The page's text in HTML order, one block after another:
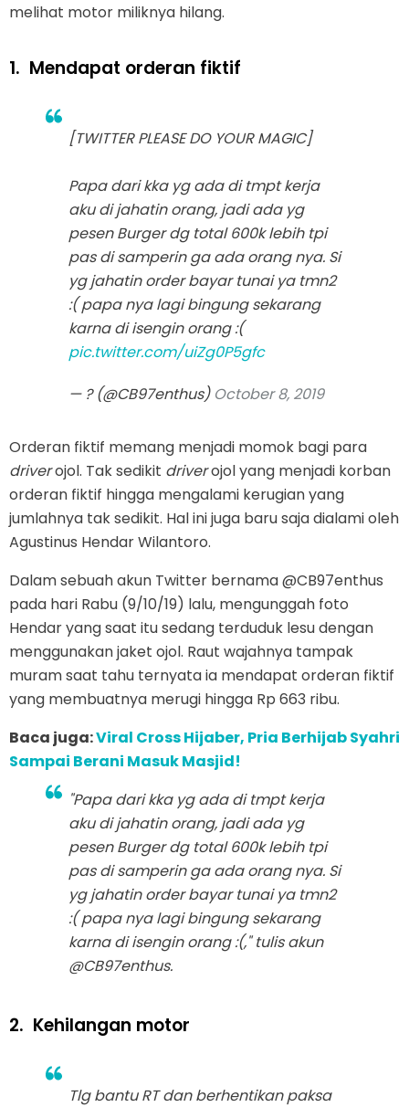
melihat motor miliknya hilang.
1. Mendapat orderan fiktif
[TWITTER PLEASE DO YOUR MAGIC]
Papa dari kka yg ada di tmpt kerja
aku di jahatin orang, jadi ada yg
pesen Burger dg total 600k lebih tpi
pas di samperin ga ada orang nya. Si
yg jahatin order bayar tunai ya tmn2
:( papa nya lagi bingung sekarang
karna di isengin orang :(
pic.twitter.com/uiZg0P5gfc
— ? (@CB97enthus) October 8, 2019
Orderan fiktif memang menjadi momok bagi para
driverojol. Tak sedikit driverojol yang menjadi korban
orderan fiktif hingga mengalami kerugian yang
jumlahnya tak sedikit. Hal ini juga baru saja dialami oleh
Agustinus Hendar Wilantoro.
Dalam sebuah akun Twitter bernama @CB97enthus
pada hari Rabu (9/10/19) lalu, mengunggah foto
Hendar yang saat itu sedang terduduk lesu dengan
menggunakan jaket ojol. Raut wajahnya tampak
muram saat tahu ternyata ia mendapat orderan fiktif
yang membuatnya merugi hingga Rp 663 ribu.
Baca juga:Viral Cross Hijaber, Pria Berhijab Syahri
Sampai Berani Masuk Masjid!
"Papa dari kka yg ada di tmpt kerja
aku di jahatin orang, jadi ada yg
pesen Burger dg total 600k lebih tpi
pas di samperin ga ada orang nya. Si
yg jahatin order bayar tunai ya tmn2
:( papa nya lagi bingung sekarang
karna di isengin orang:(," tulis akun
@CB97enthus.
2. Kehilangan motor
Tlg bantu RT dan berhentikan paksa